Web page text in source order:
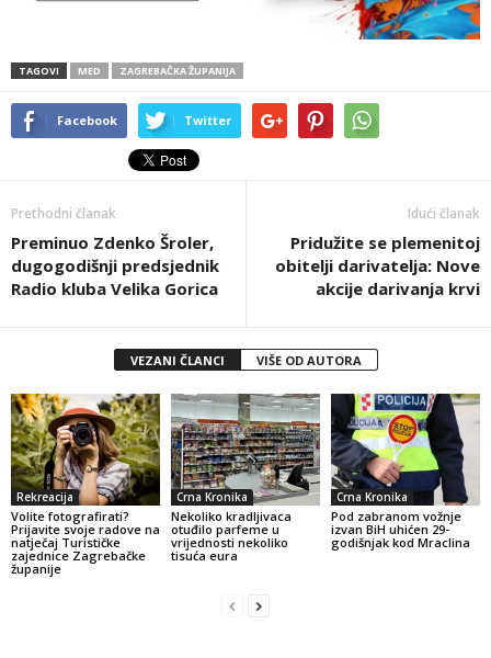
TAGOVI MED ZAGREBAČKA ŽUPANIJA
Facebook Twitter
Prethodni članak
Preminuo Zdenko Šroler,
dugogodišnji predsjednik
Radio kluba Velika Gorica
Idući članak
Pridužite se plemenitoj
obitelji darivatelja: Nove
akcije darivanja krvi
VEZANI ČLANCI VIŠE OD AUTORA
Rekreacija
Volite fotografirati?
Prijavite svoje radove na
natječaj Turističke
zajednice Zagrebačke
županije
Crna Kronika
Nekoliko kradljivaca
otuđilo parfeme u
vrijednosti nekoliko
tisuća eura
Crna Kronika
Pod zabranom vožnje
izvan BiH uhićen 29-
godišnjak kod Mraclina